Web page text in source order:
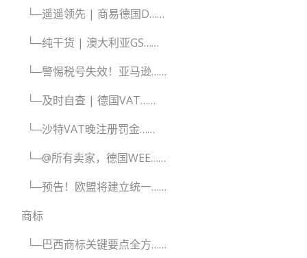
└─遥遥领先 | 商易德国D……
└─纯干货 | 澳大利亚GS……
└─警惕税号失效！亚马逊……
└─及时自查 | 德国VAT……
└─沙特VAT晚注册罚金……
└─@所有卖家，德国WEE……
└─预告！欧盟将建立统一……
商标
└─巴西商标关键要点全方……